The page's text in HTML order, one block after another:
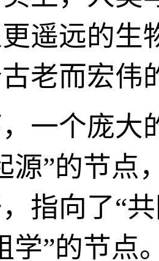
遥远的
老而宏伟
一个庞大
源”的节点
指向了“
学”的节点